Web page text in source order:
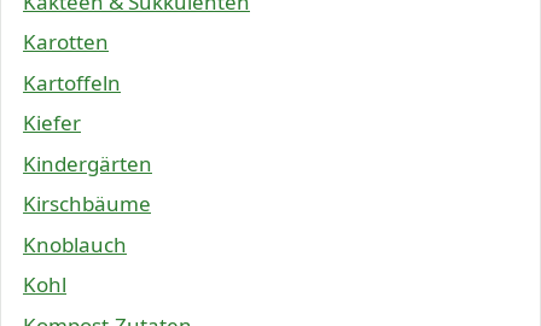
Karotten
Kartoffeln
Kiefer
Kindergärten
Kirschbäume
Knoblauch
Kohl